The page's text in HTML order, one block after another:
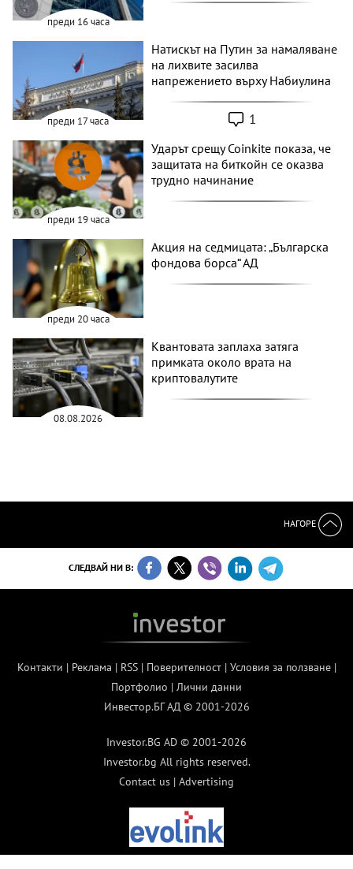
преди 16 часа
преди 17 часа
Натискът на Путин за намаляване
на лихвите засилва
напрежението върху Набиулина
1
преди 19 часа
Ударът срещу Coinkite показа, че
защитата на биткойн се оказва
трудно начинание
преди 20 часа
Акция на седмицата: „Българска
фондова борса“ АД
08.08.2026
Квантовата заплаха затяга
примката около врата на
криптовалутите
НАГОРЕ
СЛЕДВАЙ НИ В:
Контакти | Реклама | RSS| Поверителност| Условия за ползване|
Портфолио | Лични данни
Инвестор.БГ АД © 2001-2026
Investor.BG AD © 2001-2026
Investor.bg All rights reserved.
Contact us | Advertising